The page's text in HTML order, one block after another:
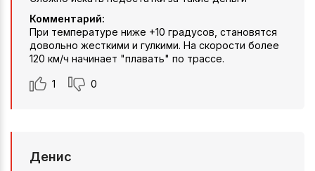
Комментарий:
При температуре ниже +10 градусов, становятся
довольно жесткими и гулкими. На скорости более
120 км/ч начинает "плавать" по трассе.
1 0
Денис